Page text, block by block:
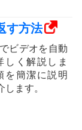
す方法
ビデオを自動
しく解説しま
を簡潔に説明
ます。